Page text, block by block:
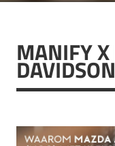
MANIFY X
DAVIDSON